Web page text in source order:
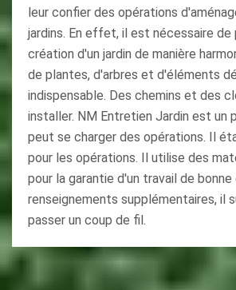
leur confier des opérations
jardins. En effet, il est nécessaire de
création d'un jardin de manière
de plantes, d'arbres et d'éléments
indispensable. Des chemins et des
installer. NM Entretien Jardin est un
peut se charger des opérations. Il
pour les opérations. Il utilise des
pour la garantie d'un travail de
renseignements supplémentaires, il
passer un coup de fil.